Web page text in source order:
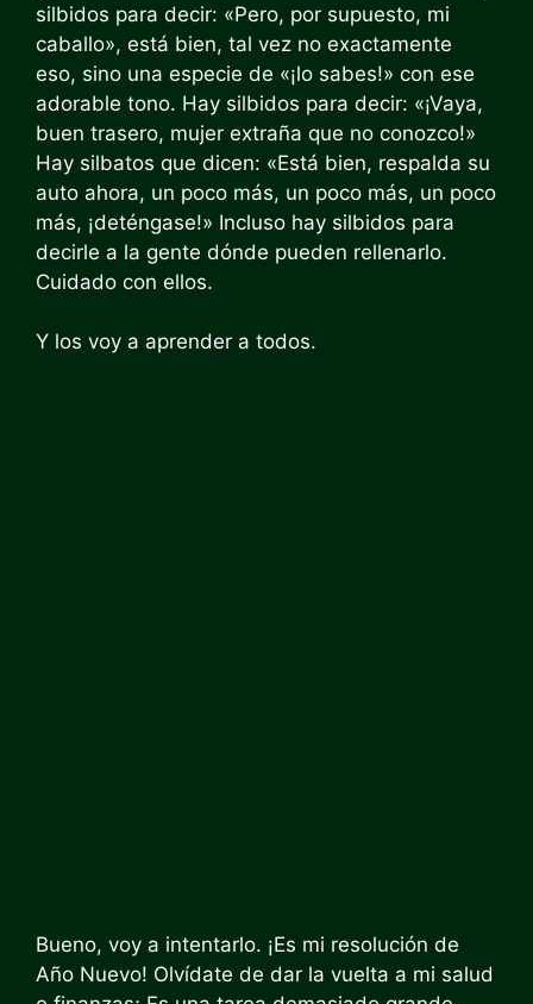
silbidos para decir: «Pero, por supuesto, mi
caballo», está bien, tal vez no exactamente
eso, sino una especie de «¡lo sabes!» con ese
adorable tono. Hay silbidos para decir: «¡Vaya,
buen trasero, mujer extraña que no conozco!»
Hay silbatos que dicen: «Está bien, respalda su
auto ahora, un poco más, un poco más, un poco
más, ¡deténgase!» Incluso hay silbidos para
decirle a la gente dónde pueden rellenarlo.
Cuidado con ellos.
Y los voy a aprender a todos.
Bueno, voy a intentarlo. ¡Es mi resolución de
Año Nuevo! Olvídate de dar la vuelta a mi salud